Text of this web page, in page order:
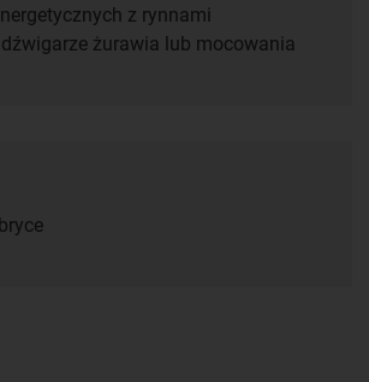
z rynnami
żurawia lub mocowania